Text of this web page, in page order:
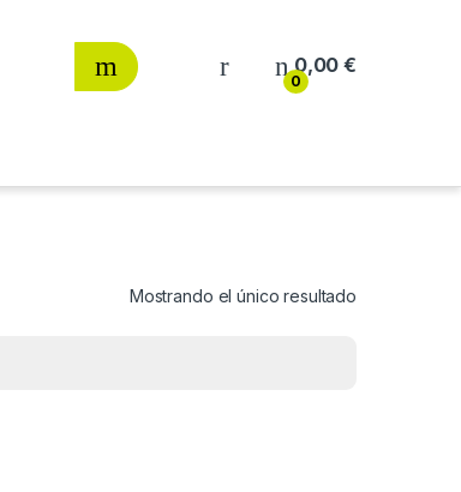
0
0,00€
Mostrando el único resultado